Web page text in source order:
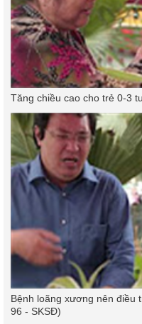
Tăng chiều cao cho trẻ 0-3
Bệnh loãng xương nên điều
96 - SKSĐ)